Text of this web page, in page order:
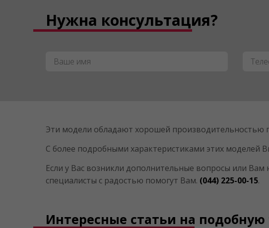
Нужна консультация?
Имя*
Эти модели обладают хорошей производительностью
С более подробными характеристиками этих моделей
Если у Вас возникли дополнительные вопросы или
специалисты с радостью помогут Вам. (044) 225-00-15.
Интересные статьи на подобную